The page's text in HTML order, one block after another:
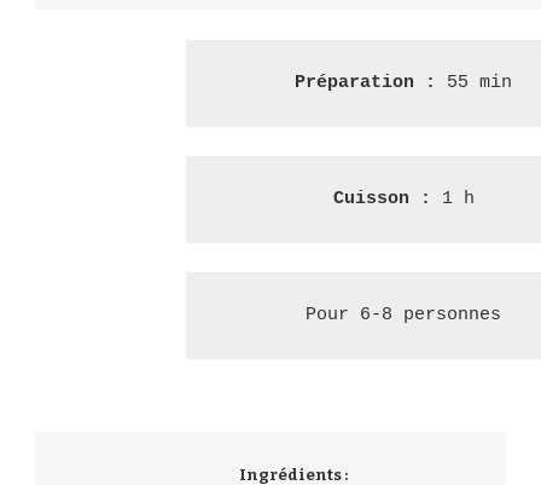
Préparation : 55 min
Cuisson : 1 h
Pour 6-8 personnes
Ingrédients :